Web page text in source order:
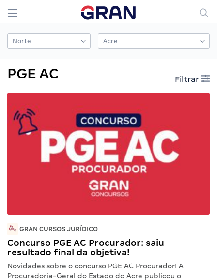
PGE AC Filtrar
GRAN CURSOS JURÍDICO
Concurso PGE AC Procurador: saiu
resultado final da objetiva!
Novidades sobre o concurso PGE AC Procurador! A
Procuradoria-Geral do Estado do Acre publicou o